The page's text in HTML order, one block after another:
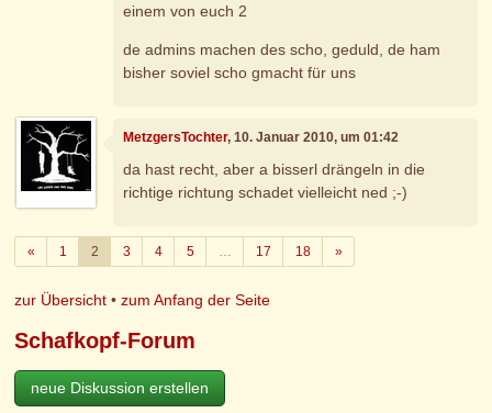
einem von euch 2
de admins machen des scho, geduld, de ham
bisher soviel scho gmacht für uns
MetzgersTochter, 10. Januar 2010, um 01:42
da hast recht, aber a bisserl drängeln in die
richtige richtung schadet vielleicht ned ;-)
«Zurück
1 2 3 4 5 … 17 18 »Weiter
zur Übersicht •zum Anfang der Seite
Schafkopf-Forum
neue Diskussion erstellen